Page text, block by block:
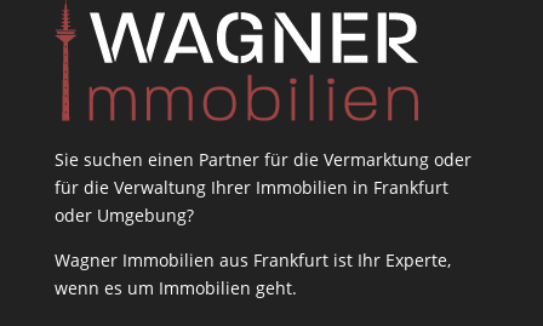
Sie suchen einen Partner für die Vermarktung oder
für die Verwaltung Ihrer Immobilien in Frankfurt
oder Umgebung?
Wagner Immobilien aus Frankfurt ist Ihr Experte,
wenn es um Immobilien geht.